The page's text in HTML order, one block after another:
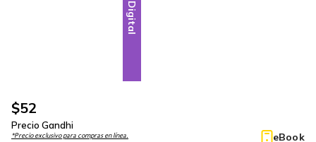
Digital
$52
Precio Gandhi
*Precio exclusivo para compras en línea. eBook